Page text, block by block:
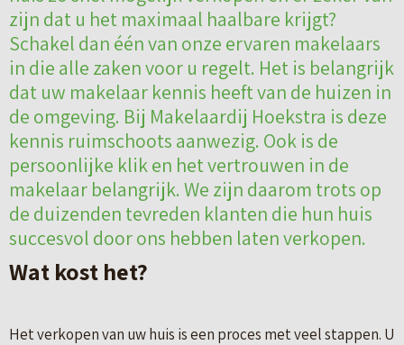
zijn dat u het maximaal haalbare krijgt?
Schakel dan één van onze ervaren makelaars
in die alle zaken voor u regelt. Het is belangrijk
dat uw makelaar kennis heeft van de huizen in
de omgeving. Bij Makelaardij Hoekstra is deze
kennis ruimschoots aanwezig. Ook is de
persoonlijke klik en het vertrouwen in de
makelaar belangrijk. We zijn daarom trots op
de duizenden tevreden klanten die hun huis
succesvol door ons hebben laten verkopen.
Wat kost het?
Het verkopen van uw huis is een proces met veel stappen. U